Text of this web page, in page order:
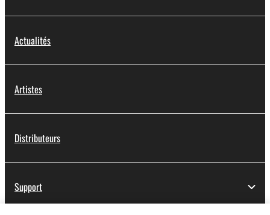
Actualités
Artistes
Distributeurs
Support